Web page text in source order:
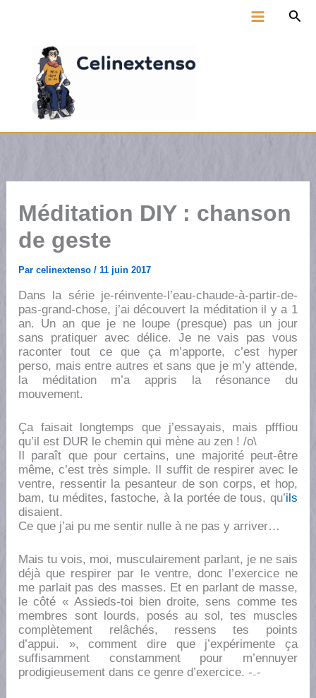
Méditation DIY : chanson
de geste
Parcelinextenso/11 juin 2017
Dans la série je-réinvente-l’eau-chaude-à-partir-de-
pas-grand-chose, j’ai découvert la méditation il y a 1
an. Un an que je ne loupe (presque) pas un jour
sans pratiquer avec délice. Je ne vais pas vous
raconter tout ce que ça m’apporte, c’est hyper
perso, mais entre autres et sans que je m’y attende,
la méditation m’a appris la résonance du
mouvement.
Ça faisait longtemps que j’essayais, mais pfffiou
qu’il est DUR le chemin qui mène au zen ! /o\
Il paraît que pour certains, une majorité peut-être
même, c’est très simple. Il suffit de respirer avec le
ventre, ressentir la pesanteur de son corps, et hop,
bam, tu médites, fastoche, à la portée de tous, qu’ils
disaient.
Ce que j’ai pu me sentir nulle à ne pas y arriver…
Mais tu vois, moi, musculairement parlant, je ne sais
déjà que respirer par le ventre, donc l’exercice ne
me parlait pas des masses. Et en parlant de masse,
le côté « Assieds-toi bien droite, sens comme tes
membres sont lourds, posés au sol, tes muscles
complètement relâchés, ressens tes points
d’appui. », comment dire que j’expérimente ça
suffisamment constamment pour m’ennuyer
prodigieusement dans ce genre d’exercice. -₋-